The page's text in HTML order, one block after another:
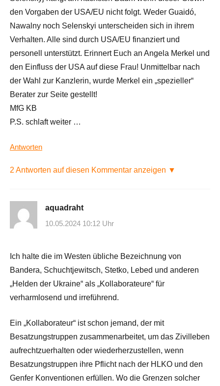
den Vorgaben der USA/EU nicht folgt. Weder Guaidó,
Nawalny noch Selenskyi unterscheiden sich in ihrem
Verhalten. Alle sind durch USA/EU finanziert und
personell unterstützt. Erinnert Euch an Angela Merkel und
den Einfluss der USA auf diese Frau! Unmittelbar nach
der Wahl zur Kanzlerin, wurde Merkel ein „spezieller“
Berater zur Seite gestellt!
MfG KB
P.S. schlaft weiter …
Antworten
2 Antworten auf diesen Kommentar anzeigen ▼
aquadraht
10.05.2024 10:12 Uhr
Ich halte die im Westen übliche Bezeichnung von
Bandera, Schuchtjewitsch, Stetko, Lebed und anderen
„Helden der Ukraine“ als „Kollaborateure“ für
verharmlosend und irreführend.
Ein „Kollaborateur“ ist schon jemand, der mit
Besatzungstruppen zusammenarbeitet, um das Zivilleben
aufrechtzuerhalten oder wiederherzustellen, wenn
Besatzungstruppen ihre Pflicht nach der HLKO und den
Genfer Konventionen erfüllen. Wo die Grenzen solcher